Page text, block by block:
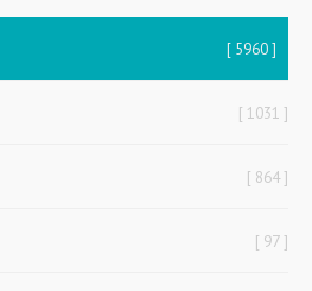
5960
1031
864
97